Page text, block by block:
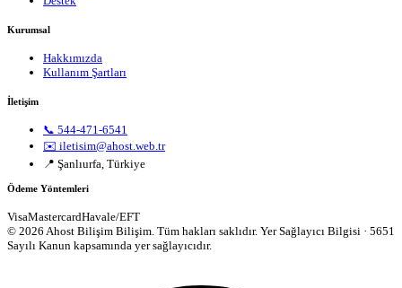
Kurumsal
Hakkımızda
Kullanım Şartları
İletişim
📞 544-471-6541
✉️ iletisim@ahost.web.tr
📍 Şanlıurfa, Türkiye
Ödeme Yöntemleri
VisaMastercardHavale/EFT
© 2026 Ahost Bilişim Bilişim. Tüm hakları saklıdır. Yer Sağlayıcı Bilgisi · 5651
Sayılı Kanun kapsamında yer sağlayıcıdır.